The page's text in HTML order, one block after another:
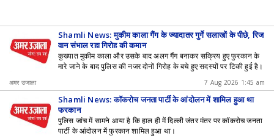
Shamli News: मुकीम काला गैंग के ज्यादातर गुर्गे सलाखों के पीछे, रिज
वान संभाल रहा गिरोह की कमान
कुख्यात मुकीम काला और उसके बाद अलग गैंग बनाकर सक्रिय हुए फुरकान के
मारे जाने के बाद पुलिस की नजर दोनों गिरोह के बचे हुए सदस्यों पर टिकी हुई है।
अमर उजाला 7 Aug 2026 1:45 am
Shamli News: कॉकरोच जनता पार्टी के आंदोलन में शामिल हुआ था
फुरकान
पुलिस जांच में सामने आया है कि हाल ही में दिल्ली जंतर मंतर पर कॉकरोच जनता
पार्टी के आंदोलन में फुरकान शामिल हुआ था।